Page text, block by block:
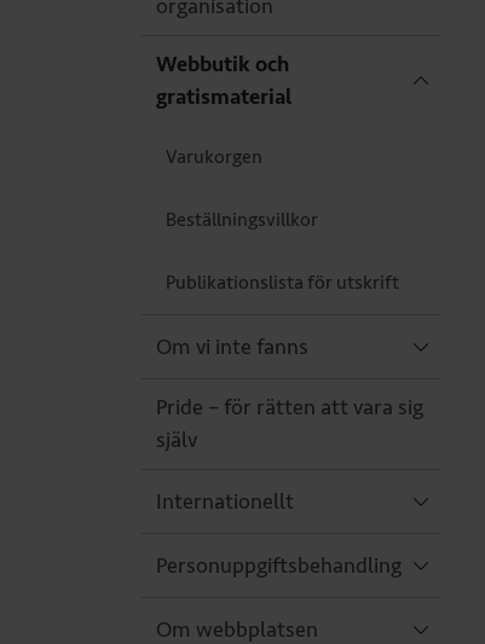
organisation
Webbutik och
gratismaterial
Varukorgen
Beställningsvillkor
Publikationslista för utskrift
Om vi inte fanns
Pride – för rätten att vara sig
själv
Internationellt
Personuppgiftsbehandling
Om webbplatsen